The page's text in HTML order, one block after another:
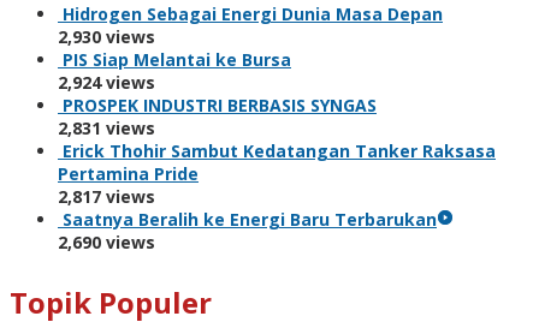
Hidrogen Sebagai Energi Dunia Masa Depan
2,930 views
PIS Siap Melantai ke Bursa
2,924 views
PROSPEK INDUSTRI BERBASIS SYNGAS
2,831 views
Erick Thohir Sambut Kedatangan Tanker Raksasa
Pertamina Pride
2,817 views
Saatnya Beralih ke Energi Baru Terbarukan
2,690 views
Topik Populer